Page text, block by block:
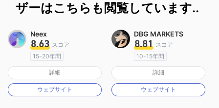
ザーはこちらも閲覧しています..
Neex
8.63 スコア
15-20年間
オーストラリア規制
マーケットメイキングライセンス（MM）
MT4フルライセンス
詳細
ウェブサイト
DBG MARKETS
8.81 スコア
10-15年間
オーストラリア規制
マーケットメイキングライセンス（MM）
MT4フルライセンス
詳細
ウェブサイト